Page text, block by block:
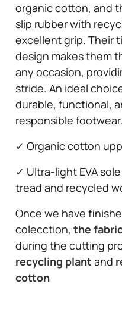
organic cotton, and
slip rubber with
excellent grip. Their
design makes them
any occasion,
stride. An ideal
durable, functional,
responsible footwear.
✓ Organic cotton
✓ Ultra-light EVA
tread and recycled
Once we have
colecction, the
during the cutting
recycling plant and
cotton